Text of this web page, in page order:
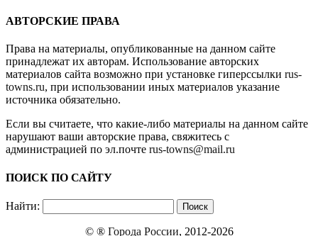
АВТОРСКИЕ ПРАВА
Права на материалы, опубликованные на данном сайте
принадлежат их авторам. Использование авторских
материалов сайта возможно при установке гиперссылки rus-
towns.ru, при использовании иных материалов указание
источника обязательно.
Если вы считаете, что какие-либо материалы на данном сайте
нарушают ваши авторские права, свяжитесь с
администрацией по эл.почте rus-towns@mail.ru
ПОИСК ПО САЙТУ
Найти:
© ® Города России, 2012-2026